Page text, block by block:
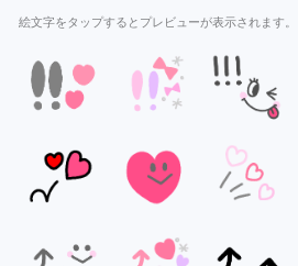
絵文字をタップするとプレビューが表示されます。